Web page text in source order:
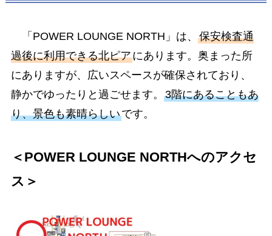
「POWER LOUNGE NORTH」は、 保安検査通
過後に利用できる北ピアにあります。奥まった所
にありますが、広いスペースが確保されており、
静かでゆったりと過ごせます。 3階にあることもあ
り、景色も素晴らしいです。
＜POWER LOUNGE NORTHへのアクセ
ス＞